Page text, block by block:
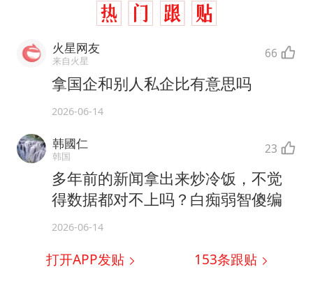
火星网友
来自火星 66
拿国企和别人私企比有意思吗
2026-06-14
韩國仁
韩国 23
多年前的新闻拿出来炒冷饭，不觉
得数据都对不上吗？白痴弱智傻编
2026-06-14
打开APP发贴 153条跟贴